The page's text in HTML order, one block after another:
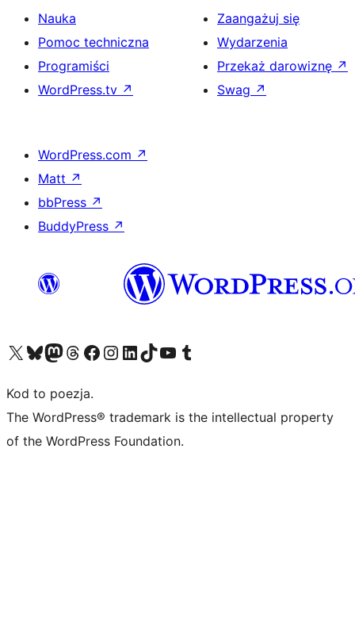
Nauka
Pomoc techniczna
Programiści
WordPress.tv ↗
Zaangażuj się
Wydarzenia
Przekaż darowiznę ↗
Swag ↗
WordPress.com ↗
Matt ↗
bbPress ↗
BuddyPress ↗
Odwiedź nasze konto X (dawniej Twitter)
Odwiedź nasze konto Bluesky
Odwiedź nasze konto na Mastodoncie
Odwiedź naszego Threadsa
Odwiedź naszego Facebooka
Odwiedź nasze konto na Instagramie
Odwiedź nasze konto na LinkedIn
Odwiedź naszego TikToka
Odwiedź nasz kanał YouTube
Odwiedź naszego Tumblra
Kod to poezja.
The WordPress® trademark is the intellectual property
of the WordPress Foundation.